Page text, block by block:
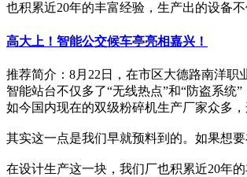
也积累近20年的丰富经验，生产出的设备
高大上！智能公交候车亭亮相嘉兴！
推荐简介：8月22日，在市区大德路南洋职
智能站台不仅多了“无线热点”和“防盗系统
如今国内现在的双级粉碎机生产厂家众多
其实这一点是我们早就预料到的。如果想
在设计生产这一块，我们厂也积累近20年